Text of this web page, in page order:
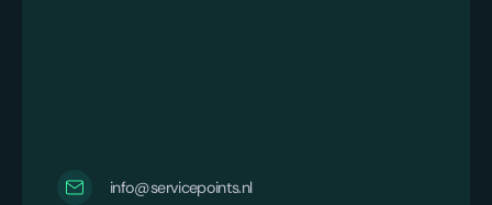
info@servicepoints.nl